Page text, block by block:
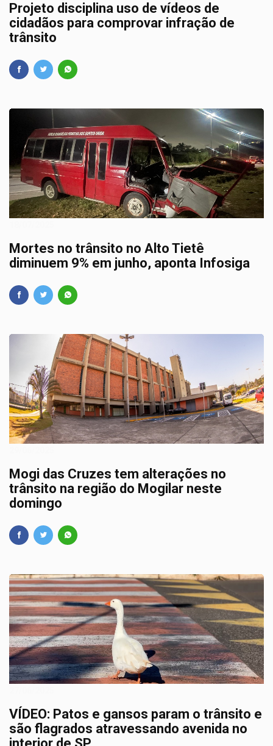
Projeto disciplina uso de vídeos de
cidadãos para comprovar infração de
trânsito
Mortes no trânsito no Alto Tietê
diminuem 9% em junho, aponta Infosiga
Mogi das Cruzes tem alterações no
trânsito na região do Mogilar neste
domingo
VÍDEO: Patos e gansos param o trânsito e
são flagrados atravessando avenida no